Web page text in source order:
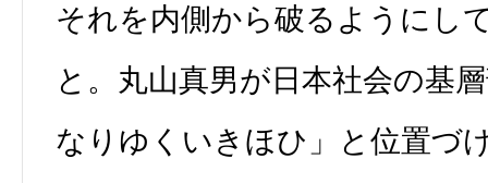
それを内側から破るようにし
と。丸山真男が日本社会の基
なりゆくいきほひ」と位置づ